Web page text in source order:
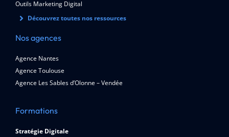
Outils Marketing Digital
Découvrez toutes nos ressources
Nos agences
Agence Nantes
Agence Toulouse
Agence Les Sables d’Olonne – Vendée
Formations
Stratégie Digitale